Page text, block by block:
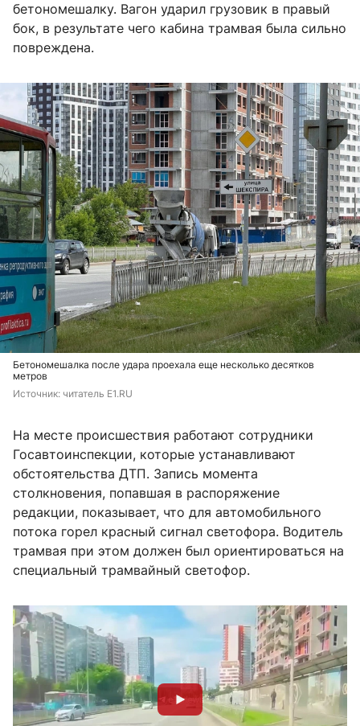
бетономешалку. Вагон ударил грузовик в правый
бок, в результате чего кабина трамвая была сильно
повреждена.
Бетономешалка после удара проехала еще несколько десятков
метров
Источник: читатель E1.RU
На месте происшествия работают сотрудники
Госавтоинспекции, которые устанавливают
обстоятельства ДТП. Запись момента
столкновения, попавшая в распоряжение
редакции, показывает, что для автомобильного
потока горел красный сигнал светофора. Водитель
трамвая при этом должен был ориентироваться на
специальный трамвайный светофор.